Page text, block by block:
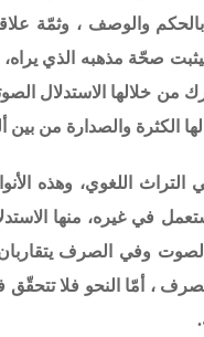
والوصف ، وثمّة
صحّة مذهبه الذي يراه،
من خلالها الاستدلال
الكثرة والصدارة من بين
اللغوي، وهذه
في غيره، منها الاستدلال
وفي الصرف
، أمّا النحو فلا تتحقّق